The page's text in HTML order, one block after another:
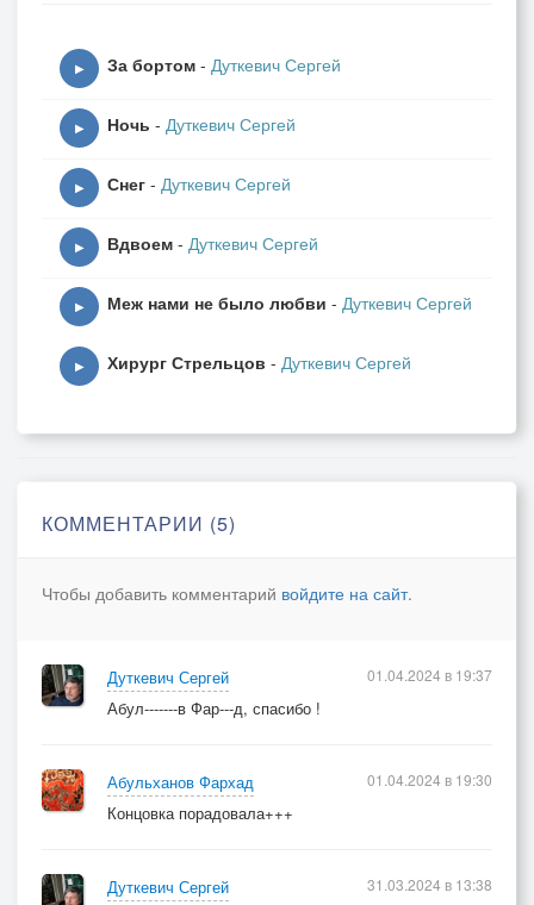
Запоздалая весна.
Променад под гром трамвайный.
В шевелюре седина.
Стопка.
Сигарета.
Бес в ребро.
У неё - тромбофлебит, и ещё ни к чёрту почка.
У него - тахикардия, и давление, к тому ж.
Запоздалая весна.
каприз.
Всем когда-нибудь по вере по какой-нибудь
Воздаётся в полной мере.
Вот и эти дождались...
▶ За бортом - Дуткевич Сергей
▶ Ночь - Дуткевич Сергей
▶ Снег - Дуткевич Сергей
▶ Вдвоем - Дуткевич Сергей
▶ Меж нами не было любви - Дуткевич Сергей
▶ Хирург Стрельцов - Дуткевич Сергей
КОММЕНТАРИИ (5)
Чтобы добавить комментарий войдите на сайт.
Дуткевич Сергей
Абул-------в Фар---д, спасибо !
01.04.2024 в 19:37
Абульханов Фархад
Концовка порадовала+++
01.04.2024 в 19:30
Дуткевич Сергей
31.03.2024 в 13:38